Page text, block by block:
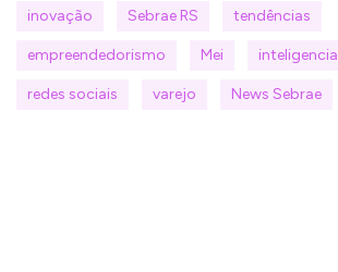
inovação Sebrae RS tendências
empreendedorismo Mei
redes sociais varejo News Sebrae